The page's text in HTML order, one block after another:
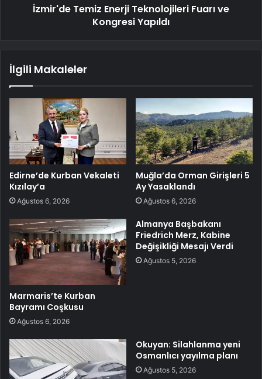
İzmir'de Temiz Enerji Teknolojileri Fuarı ve
Kongresi Yapıldı
İlgili Makaleler
Edirne’de Kurban Vekaleti
Kızılay’a
Ağustos 6, 2026
Muğla’da Orman Girişleri 5
Ay Yasaklandı
Ağustos 6, 2026
Marmaris’te Kurban
Bayramı Coşkusu
Ağustos 6, 2026
Almanya Başbakanı
Friedrich Merz, Kabine
Değişikliği Mesajı Verdi
Ağustos 5, 2026
Okuyan: Silahlanma yeni
Osmanlıcı yayılma planı
Ağustos 5, 2026